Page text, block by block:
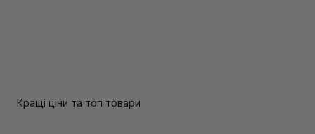
Кращі ціни та топ товари